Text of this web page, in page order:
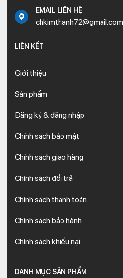
EMAIL LIÊN HỆ
chkimthanh72@gmail.com
LIÊN KẾT
Giới thiệu
Sản phẩm
Đăng ký & đăng nhập
Chính sách bảo mật
Chính sách giao hàng
Chính sách đổi trả
Chính sách thanh toán
Chính sách bảo hành
Chính sách khiếu nại
DANH MỤC SẢN PHẨM